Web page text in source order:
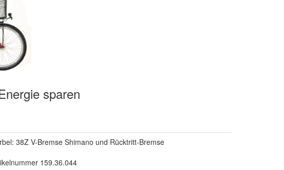
sparen
38Z V-Bremse Shimano und Rücktritt-Bremse
159.36.044